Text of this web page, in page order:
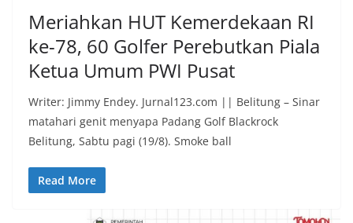
Meriahkan HUT Kemerdekaan RI
ke-78, 60 Golfer Perebutkan Piala
Ketua Umum PWI Pusat
Writer: Jimmy Endey. Jurnal123.com || Belitung – Sinar
matahari genit menyapa Padang Golf Blackrock
Belitung, Sabtu pagi (19/8). Smoke ball
Read More